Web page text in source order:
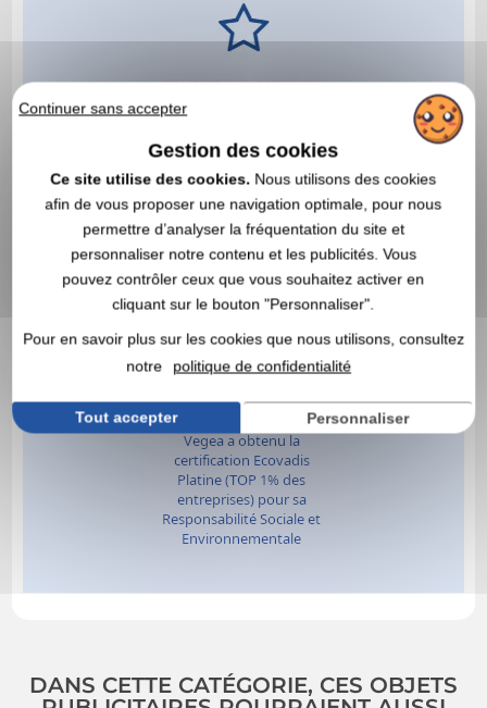
DANS CETTE CATÉGORIE, CES OBJETS
Continuer sans accepter
Gestion des cookies
Ce site utilise des cookies. Nous utilisons des cookies
afin de vous proposer une navigation optimale, pour nous
permettre d’analyser la fréquentation du site et
personnaliser notre contenu et les publicités. Vous
pouvez contrôler ceux que vous souhaitez activer en
cliquant sur le bouton "Personnaliser".
Pour en savoir plus sur les cookies que nous utilisons, consultez
notre
politique de confidentialité
Tout accepter Personnaliser